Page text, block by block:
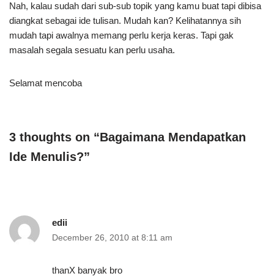
Nah, kalau sudah dari sub-sub topik yang kamu buat tapi dibisa
diangkat sebagai ide tulisan. Mudah kan? Kelihatannya sih
mudah tapi awalnya memang perlu kerja keras. Tapi gak
masalah segala sesuatu kan perlu usaha.
Selamat mencoba
3 thoughts on “Bagaimana Mendapatkan
Ide Menulis?”
edii
December 26, 2010 at 8:11 am
thanX banyak bro